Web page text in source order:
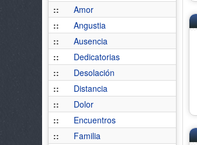
::
Amor
::
Angustia
::
Ausencia
::
Dedicatorias
::
Desolación
::
Distancia
::
Dolor
::
Encuentros
::
Familia